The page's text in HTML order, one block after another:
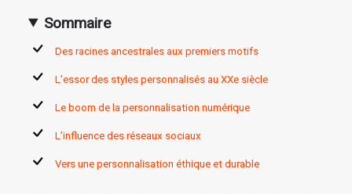
Sommaire
Des racines ancestrales aux premiers motifs
L’essor des styles personnalisés au XXe siècle
Le boom de la personnalisation numérique
L’influence des réseaux sociaux
Vers une personnalisation éthique et durable